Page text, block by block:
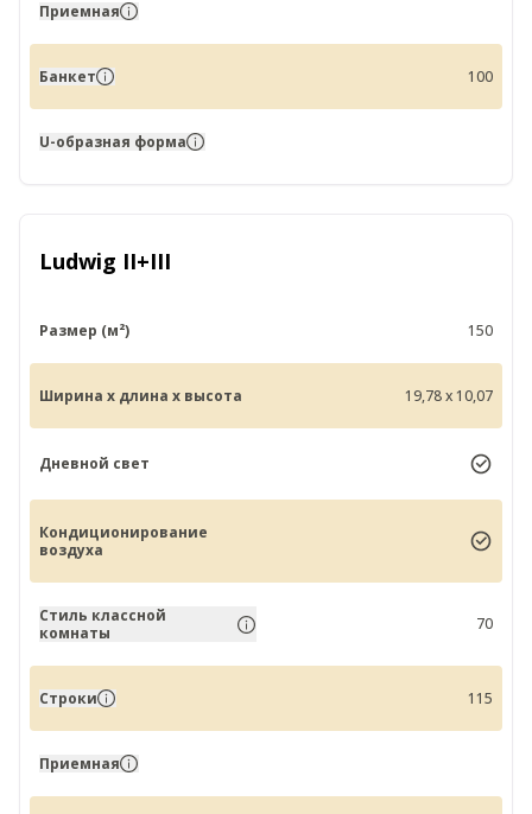
Приемная
Банкет 100
U-образная форма
Ludwig II+III
Размер (м²) 150
Ширина x длина x высота 19,78 x 10,07
Дневной свет
Кондиционирование
воздуха
Стиль классной
комнаты
70
Строки 115
Приемная